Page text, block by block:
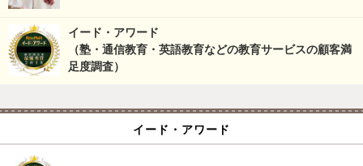
イード・アワード
（塾・通信教育・英語教育などの教育サービスの顧客満
足度調査）
イード・アワード